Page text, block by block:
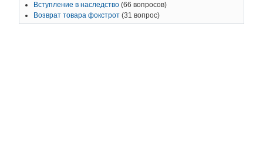
Вступление в наследство (66 вопросов)
Возврат товара фокстрот (31 вопрос)